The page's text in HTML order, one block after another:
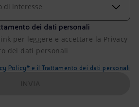
di interesse
dei dati personali
per leggere e accettare la Privacy
dei dati personali
Policy* e il Trattamento dei dati personali